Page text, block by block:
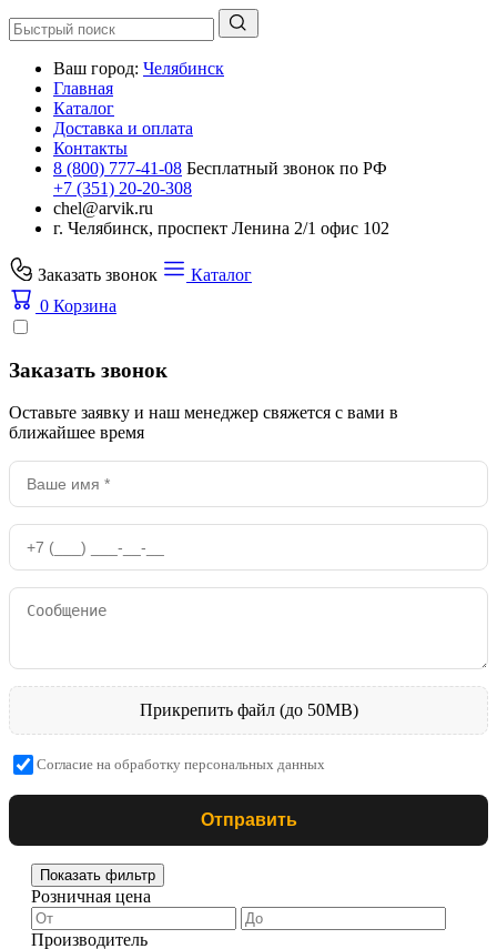
Ваш город: Челябинск
Главная
Каталог
Доставка и оплата
Контакты
8 (800) 777-41-08 Бесплатный звонок по РФ
+7 (351) 20-20-308
chel@arvik.ru
г. Челябинск, проспект Ленина 2/1 офис 102
Заказать звонок
Каталог
0 Корзина
Заказать звонок
Оставьте заявку и наш менеджер свяжется с вами в
ближайшее время
Прикрепить файл (до 50MB)
Согласие на обработку персональных данных
Отправить
Показать фильтр
Розничная цена
Производитель